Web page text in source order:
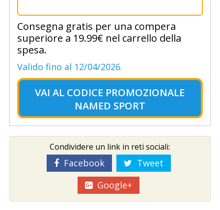
Consegna gratis per una compera
superiore a 19.99€ nel carrello della
spesa.
Valido fino al 12/04/2026.
VAI AL CODICE PROMOZIONALE
NAMED SPORT
Condividere un link in reti sociali:
Facebook
Tweet
Google+